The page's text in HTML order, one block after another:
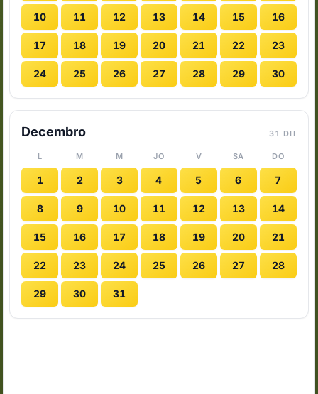
10 11 12 13 14 15 16
17 18 19 20 21 22 23
24 25 26 27 28 29 30
Decembro 31 DII
L M M JO V SA DO
1 2 3 4 5 6 7
8 9 10 11 12 13 14
15 16 17 18 19 20 21
22 23 24 25 26 27 28
29 30 31